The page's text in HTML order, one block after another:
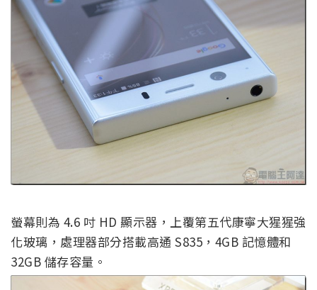
螢幕則為 4.6 吋 HD 顯示器，上覆第五代康寧大猩猩強
化玻璃，處理器部分搭載高通 S835，4GB 記憶體和
32GB 儲存容量。